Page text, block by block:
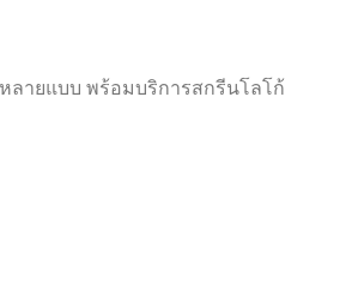
ลายแบบ พร้อมบริการสกรีนโลโก้